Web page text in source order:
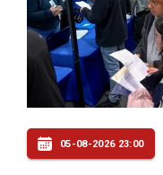
05-08-2026 23:00